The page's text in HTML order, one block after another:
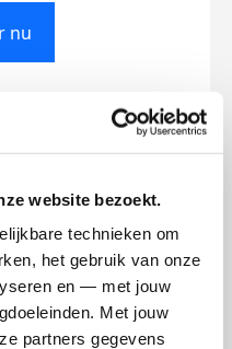
website bezoekt.
technieken om
het gebruik van onze
en — met jouw
Met jouw
partners gegevens
nu
€1.000